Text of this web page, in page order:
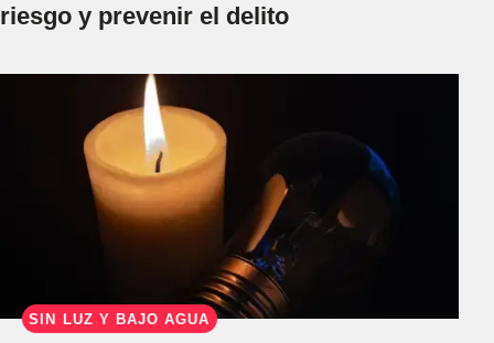
riesgo y prevenir el delito
SIN LUZ Y BAJO AGUA